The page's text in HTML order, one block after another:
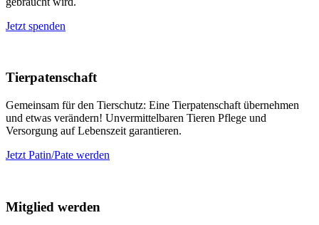
Jetzt spenden
Tierpatenschaft
Gemeinsam für den Tierschutz: Eine Tierpatenschaft übernehmen
und etwas verändern! Unvermittelbaren Tieren Pflege und
Versorgung auf Lebenszeit garantieren.
Jetzt Patin/Pate werden
Mitglied werden